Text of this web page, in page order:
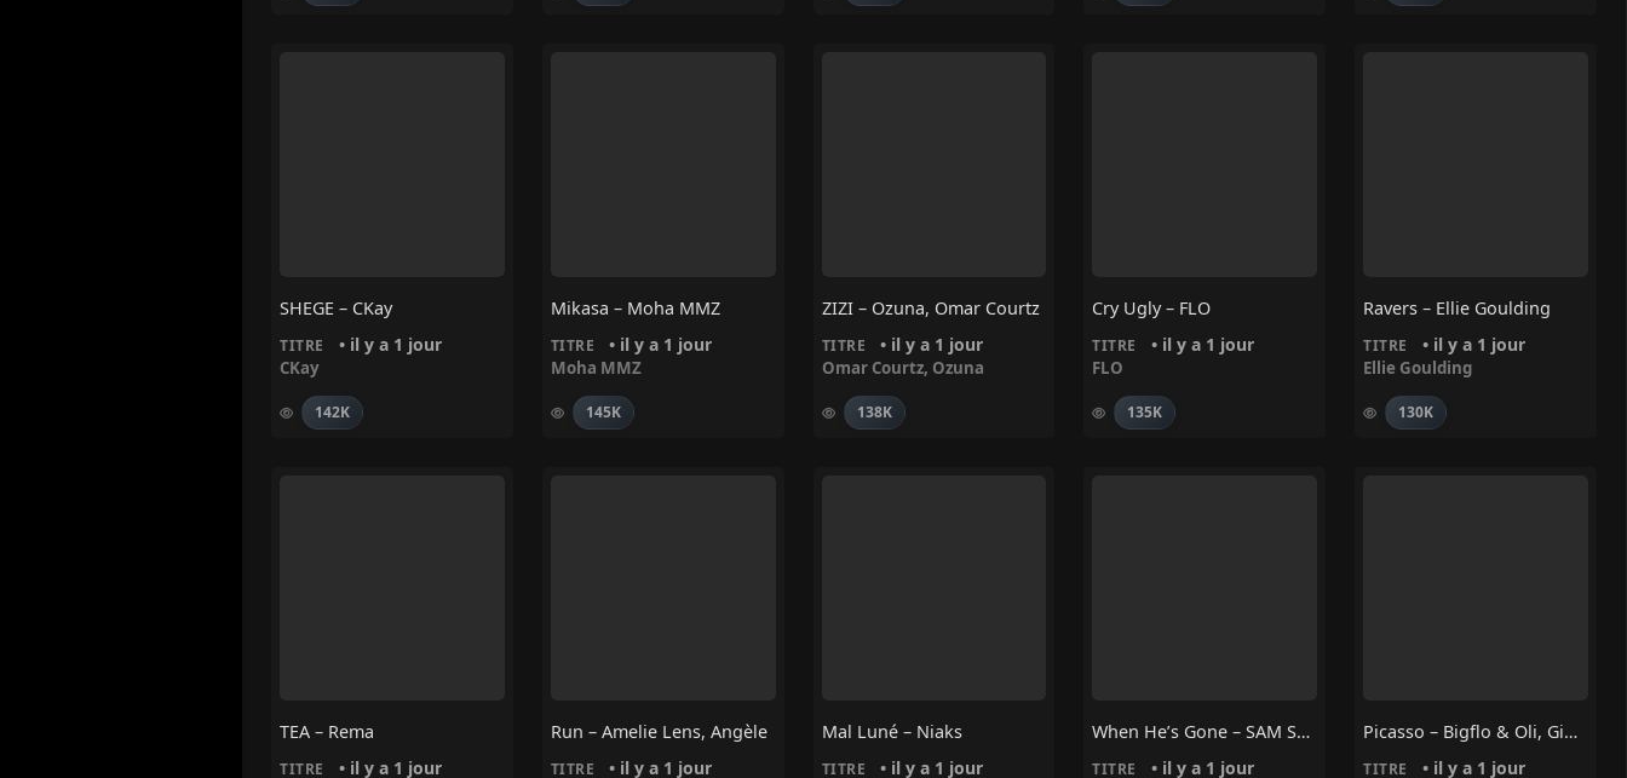
SHEGE – CKay
TITRE • il y a 1 jour
CKay
142K
Mikasa – Moha MMZ
TITRE • il y a 1 jour
Moha MMZ
145K
ZIZI – Ozuna, Omar Courtz
TITRE • il y a 1 jour
Omar Courtz, Ozuna
138K
Cry Ugly – FLO
TITRE • il y a 1 jour
FLO
135K
Ravers – Ellie Goulding
TITRE • il y a 1 jour
Ellie Goulding
130K
TEA – Rema
TITRE • il y a 1 jour
Run – Amelie Lens, Angèle
TITRE • il y a 1 jour
Mal Luné – Niaks
TITRE • il y a 1 jour
When He’s Gone – SAM SMITH
TITRE • il y a 1 jour
Picasso – Bigflo & Oli, Ginton
TITRE • il y a 1 jour